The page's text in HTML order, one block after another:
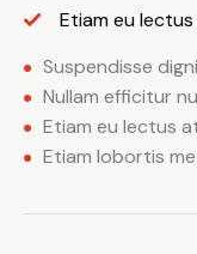
Etiam eu
Suspendisse
Nullam efficitur
Etiam eu lectus
Etiam lobortis